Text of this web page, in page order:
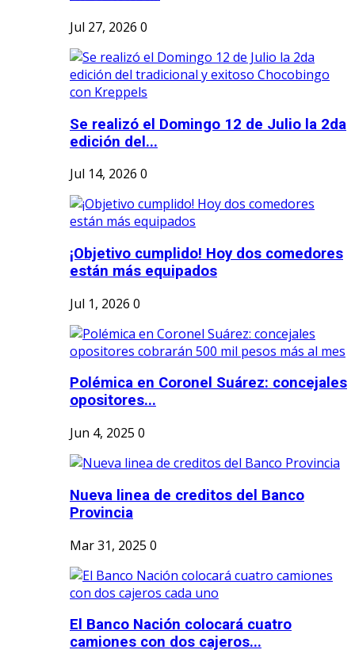
Jul 27, 2026 0
Se realizó el Domingo 12 de Julio la 2da
edición del...
Jul 14, 2026 0
¡Objetivo cumplido! Hoy dos comedores
están más equipados
Jul 1, 2026 0
Polémica en Coronel Suárez: concejales
opositores...
Jun 4, 2025 0
Nueva linea de creditos del Banco
Provincia
Mar 31, 2025 0
El Banco Nación colocará cuatro
camiones con dos cajeros...